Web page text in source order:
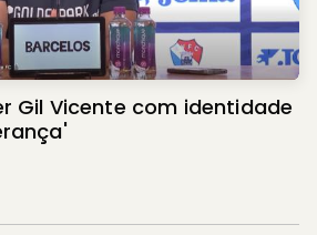
Gil Vicente com identidade